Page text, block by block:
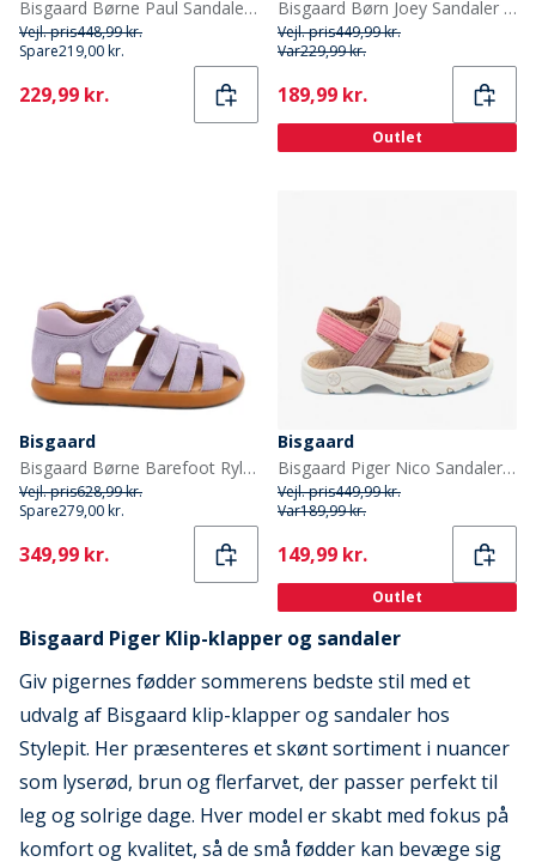
Bisgaard Børne Paul Sandaler Olive
Vejl. pris448,99 kr.
Spare219,00 kr.
Current
229,99 kr.
Bisgaard Børn Joey Sandaler Blå
Vejl. pris449,99 kr.
Var229,99 kr.
Current
189,99 kr.
Outlet
Bisgaard
Bisgaard Børne Barefoot Ryle Sandaler Violet
Vejl. pris628,99 kr.
Spare279,00 kr.
Current
349,99 kr.
Bisgaard
Bisgaard Piger Nico Sandaler Rose
Vejl. pris449,99 kr.
Var189,99 kr.
Current
149,99 kr.
Outlet
Bisgaard Piger Klip-klapper og sandaler
Giv pigernes fødder sommerens bedste stil med et
udvalg af Bisgaard klip-klapper og sandaler hos
Stylepit. Her præsenteres et skønt sortiment i nuancer
som lyserød, brun og flerfarvet, der passer perfekt til
leg og solrige dage. Hver model er skabt med fokus på
komfort og kvalitet, så de små fødder kan bevæge sig